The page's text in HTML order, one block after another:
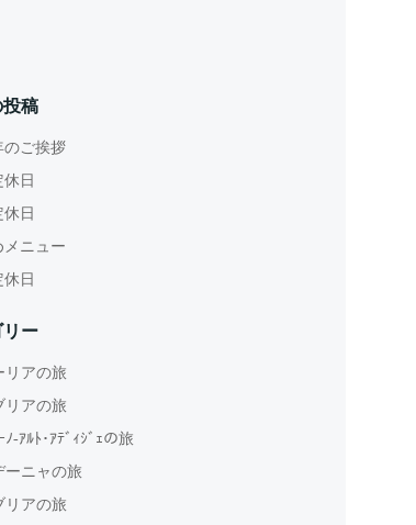
稿
のご挨拶
日
日
ニュー
日
ー
リアの旅
リアの旅
‐ｱﾙﾄ･ｱﾃﾞｨｼﾞｪの旅
ーニャの旅
リアの旅